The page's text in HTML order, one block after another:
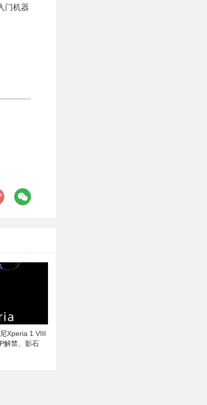
门机器
Xperia 1 VIII
解禁、影石